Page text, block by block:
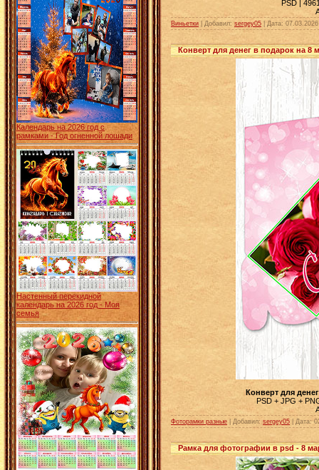
Календарь на 2026 год с
рамками - Год огненной лошади
Настенный перекидной
календарь на 2026 год - Моя
семья
PSD |
Виньетки | Добавил: sergey05 Дата: 07.03.2026
Конверт для денег в подарок на 8
Конверт для
PSD + JPG +
Фоторамки разные | Добавил: sergey05 Дата:
Рамка для фотографии в psd - 8